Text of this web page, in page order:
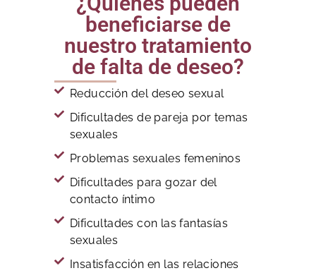
beneficiarse de
nuestro tratamiento
de falta de deseo?
Reducción del deseo sexual
Dificultades de pareja por temas
sexuales
Problemas sexuales femeninos
Dificultades para gozar del
contacto íntimo
Dificultades con las fantasías
sexuales
Insatisfacción en las relaciones